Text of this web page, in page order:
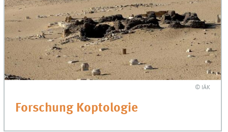
© IÄK
Forschung Koptologie